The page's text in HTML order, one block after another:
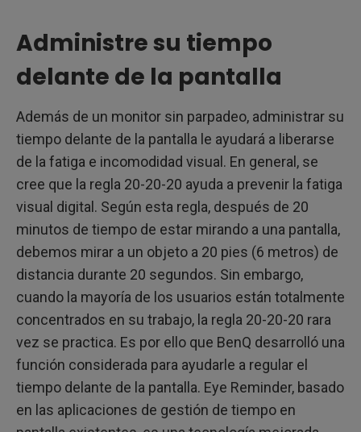
Administre su tiempo
delante de la pantalla
Además de un monitor sin parpadeo, administrar su
tiempo delante de la pantalla le ayudará a liberarse
de la fatiga e incomodidad visual. En general, se
cree que la regla 20-20-20 ayuda a prevenir la fatiga
visual digital. Según esta regla, después de 20
minutos de tiempo de estar mirando a una pantalla,
debemos mirar a un objeto a 20 pies (6 metros) de
distancia durante 20 segundos. Sin embargo,
cuando la mayoría de los usuarios están totalmente
concentrados en su trabajo, la regla 20-20-20 rara
vez se practica. Es por ello que BenQ desarrolló una
función considerada para ayudarle a regular el
tiempo delante de la pantalla. Eye Reminder, basado
en las aplicaciones de gestión de tiempo en